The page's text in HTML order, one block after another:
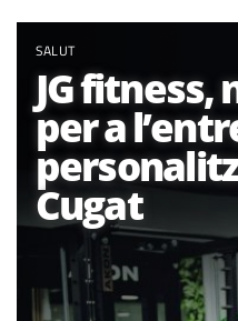
SALUT
JG fitness,
per a
Cugat